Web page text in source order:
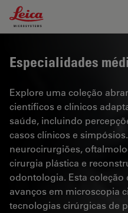
Leica Microsystems Logo
Especialidades
Explore uma coleção
científicos e clínicos
saúde, incluindo
casos clínicos e
neurocirurgiões,
cirurgia plástica e
odontologia. Esta coleção
avanços em microscopia
tecnologias cirúrgicas de